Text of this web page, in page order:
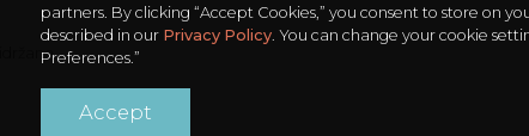
partners. By clicking “Accept Cookies,” you consent to store on
described in our Privacy Policy. You can change your cookie
Preferences.”
Accept